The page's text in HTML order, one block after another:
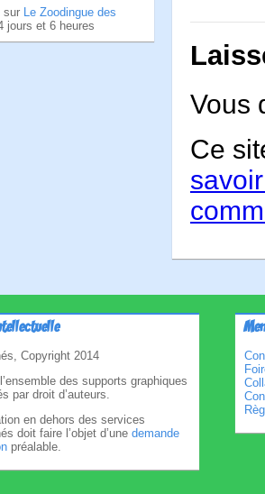
sur Le Zoodingue des
jours et 6 heures
Vous
Ce
Copyright 2014
des supports graphiques
par droit d’auteurs.
en dehors des services
doit faire l’objet d’une demande
préalable.